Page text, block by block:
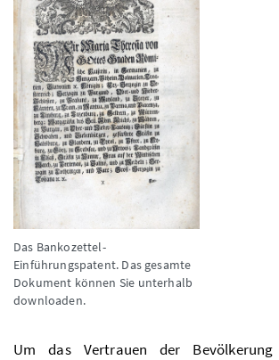
Das Bankozettel-
Einführungspatent. Das gesamte
Dokument können Sie unterhalb
downloaden.
Um das Vertrauen der